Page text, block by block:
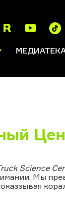
Science
Мы